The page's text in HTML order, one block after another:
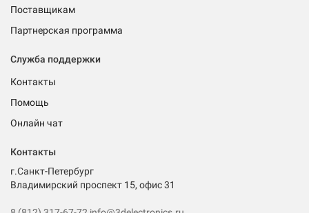
Поставщикам
Партнерская программа
Служба поддержки
Контакты
Помощь
Онлайн чат
Контакты
г.Санкт-Петербург
Владимирский проспект 15, офис 31